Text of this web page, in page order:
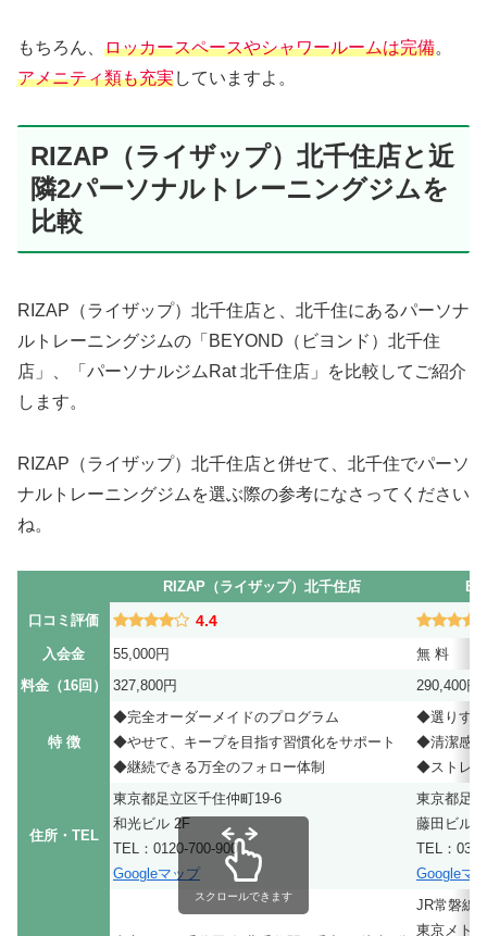
もちろん、 ロッカースペースやシャワールームは完備。
アメニティ類も充実していますよ。
RIZAP（ライザップ）北千住店と近
隣2パーソナルトレーニングジムを
比較
RIZAP（ライザップ）北千住店と、北千住にあるパーソナ
ルトレーニングジムの「BEYOND（ビヨンド）北千住
店」、「パーソナルジムRat 北千住店」を比較してご紹介
します。
RIZAP（ライザップ）北千住店と併せて、北千住でパーソ
ナルトレーニングジムを選ぶ際の参考になさってください
ね。
RIZAP（ライザップ）北千住店
口コミ評価 4.4
入会金 55,000円
無 料
料金（16回）
327,800円 290,400円
特 徴
◆完全オーダーメイドのプログラム
◆やせて、キープを目指す習慣化をサポート
◆継続できる万全のフォロー体制
◆選りす
◆清潔感の
◆ストレス
住所・TEL
東京都足立区千住仲町19-6
和光ビル 2F
TEL：0120-700-900
Googleマップ
東京都足
藤田ビル
TEL：03-
Googleマ
JR常磐線
東京メト
スクロールできます